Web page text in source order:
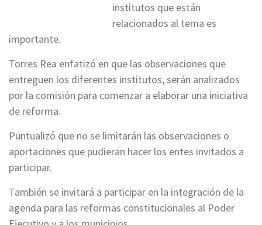
institutos que están
relacionados al tema es
importante.
Torres Rea enfatizó en que las observaciones que
entreguen los diferentes institutos, serán analizados
por la comisión para comenzar a elaborar una iniciativa
de reforma.
Puntualizó que no se limitarán las observaciones o
aportaciones que pudieran hacer los entes invitados a
participar.
También se invitará a participar en la integración de la
agenda para las reformas constitucionales al Poder